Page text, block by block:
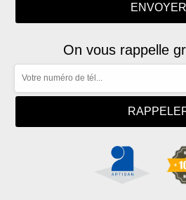
On vous rappelle